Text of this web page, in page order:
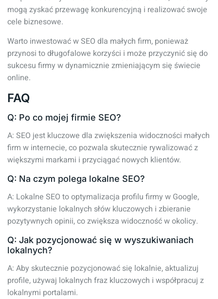
mogą zyskać przewagę konkurencyjną i realizować swoje
cele biznesowe.
Warto inwestować w SEO dla małych firm, ponieważ
przynosi to długofalowe korzyści i może przyczynić się do
sukcesu firmy w dynamicznie zmieniającym się świecie
online.
FAQ
Q: Po co mojej firmie SEO?
A: SEO jest kluczowe dla zwiększenia widoczności małych
firm w internecie, co pozwala skutecznie rywalizować z
większymi markami i przyciągać nowych klientów.
Q: Na czym polega lokalne SEO?
A: Lokalne SEO to optymalizacja profilu firmy w Google,
wykorzystanie lokalnych słów kluczowych i zbieranie
pozytywnych opinii, co zwiększa widoczność w okolicy.
Q: Jak pozycjonować się w wyszukiwaniach
lokalnych?
A: Aby skutecznie pozycjonować się lokalnie, aktualizuj
profile, używaj lokalnych fraz kluczowych i współpracuj z
lokalnymi portalami.